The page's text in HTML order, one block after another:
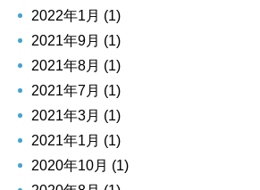
2022年1月 (1)
2021年9月 (1)
2021年8月 (1)
2021年7月 (1)
2021年3月 (1)
2021年1月 (1)
2020年10月 (1)